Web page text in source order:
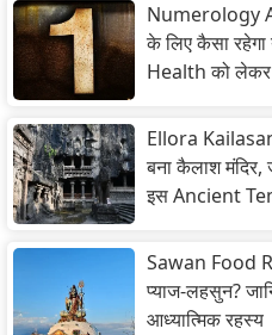
Numerology
के लिए कैसा
Health को लेकर
Ellora
बना कैलाश
इस Ancient
Sawan Food
प्याज-लहसुन?
आध्यात्मिक रहस्य